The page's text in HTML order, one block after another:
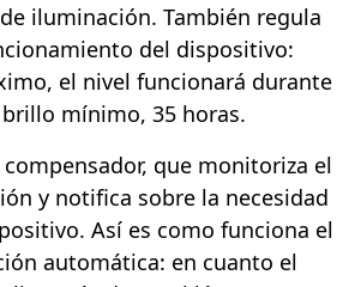
iluminación. También regula
del dispositivo:
el nivel funcionará durante
mínimo, 35 horas.
que monitoriza el
y notifica sobre la necesidad
Así es como funciona el
automática: en cuanto el